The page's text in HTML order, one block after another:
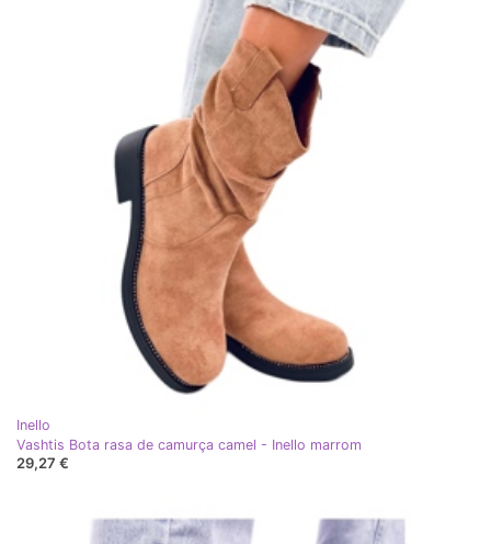
Inello
Vashtis Bota rasa de camurça camel - Inello marrom
29,27 €